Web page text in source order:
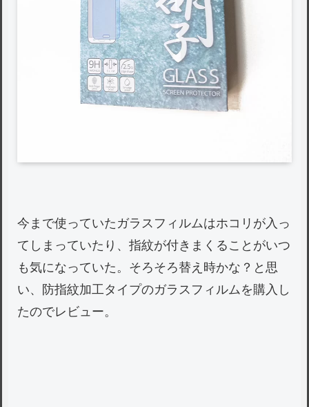
今まで使っていたガラスフィルムはホコリが入っ
てしまっていたり、指紋が付きまくることがいつ
も気になっていた。そろそろ替え時かな？と思
い、防指紋加工タイプのガラスフィルムを購入し
たのでレビュー。